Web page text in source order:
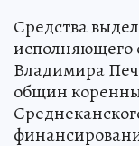
Средства
исполняющего
Владимира
общин